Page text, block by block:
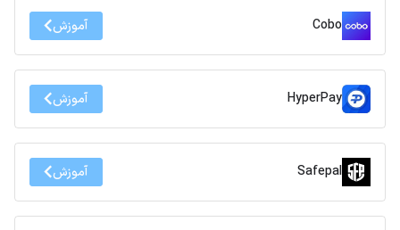
Cobo آموزش
HyperPay آموزش
Safepal آموزش